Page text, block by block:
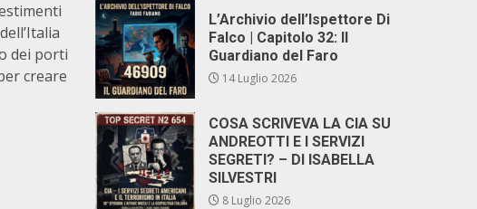
dei porti
creare
L’Archivio dell’Ispettore Di
Falco | Capitolo 32: Il
Guardiano del Faro
14 Luglio 2026
COSA SCRIVEVA LA CIA SU
ANDREOTTI E I SERVIZI
SEGRETI? – DI ISABELLA
SILVESTRI
8 Luglio 2026